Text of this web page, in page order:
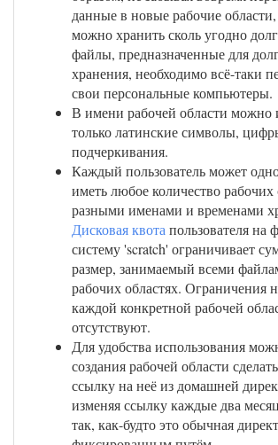
данные в новые рабочие
можно хранить сколь угодно
файлы, предназначенные для
хранения, необходимо всё-таки
свои персональные компьютеры.
В имени рабочей области можно
только латинские символы,
подчеркивания.
Каждый пользователь может
иметь любое количество рабочих
разными именами и временами
Дисковая квотапользователя на
систему 'scratch' ограничивает
размер, занимаемый всеми
рабочих областях. Ограничения
каждой конкретной рабочей
отсутствуют.
Для удобства использования
создания рабочей области
ссылку на неё из домашней
изменяя ссылку каждые два
так, как-будто это обычная